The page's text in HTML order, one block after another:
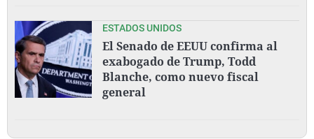
ESTADOS UNIDOS
El Senado de EEUU confirma al
exabogado de Trump, Todd
Blanche, como nuevo fiscal
general